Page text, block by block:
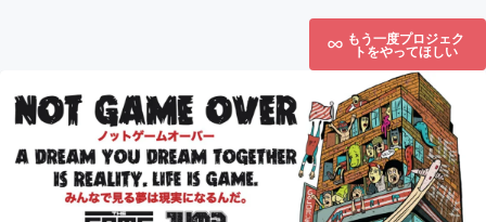
もう一度プロジェク
トをやってほしい